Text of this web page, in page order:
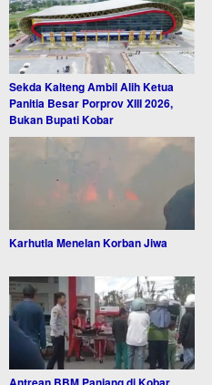
Sekda Kalteng Ambil Alih Ketua
Panitia Besar Porprov XIII 2026,
Bukan Bupati Kobar
Karhutla Menelan Korban Jiwa